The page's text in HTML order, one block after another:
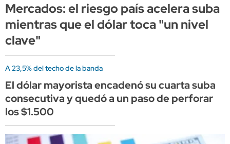
Mercados: el riesgo país acelera suba
mientras que el dólar toca "un nivel
clave"
A 23,5% del techo de la banda
El dólar mayorista encadenó su cuarta suba
consecutiva y quedó a un paso de perforar
los $1.500